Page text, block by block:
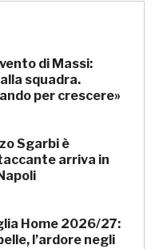
di Massi:
squadra.
per crescere»
Sgarbi è
arriva in
Home 2026/27:
l’ardore negli